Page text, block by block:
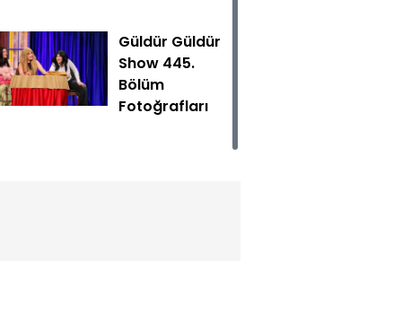
Güldür Show yeni bölümüyle Cumartesi 20.00'de Show
Güldür Güldür
Show 445.
Bölüm
Fotoğrafları